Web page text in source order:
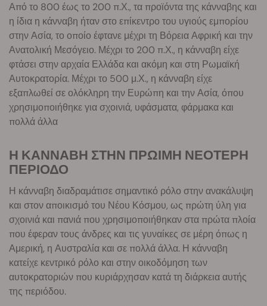
Από το 800 έως το 200 π.Χ., τα προϊόντα της κάνναβης και
η ίδια η κάνναβη ήταν στο επίκεντρο του υγιούς εμπορίου
στην Ασία, το οποίο έφτανε μέχρι τη Βόρεια Αφρική και την
Ανατολική Μεσόγειο. Μέχρι το 200 π.Χ., η κάνναβη είχε
φτάσει στην αρχαία Ελλάδα και ακόμη και στη Ρωμαϊκή
Αυτοκρατορία. Μέχρι το 500 μ.Χ., η κάνναβη είχε
εξαπλωθεί σε ολόκληρη την Ευρώπη και την Ασία, όπου
χρησιμοποιήθηκε για σχοινιά, υφάσματα, φάρμακα και
πολλά άλλα
Η ΚΑΝΝΑΒΗ ΣΤΗΝ ΠΡΩΙΜΗ ΝΕΟΤΕΡΗ
ΠΕΡΙΟΔΟ
Η κάνναβη διαδραμάτισε σημαντικό ρόλο στην ανακάλυψη
και στον αποικισμό του Νέου Κόσμου, ως πρώτη ύλη για
σχοινιά και πανιά που χρησιμοποιήθηκαν στα πρώτα πλοία
που έφεραν τους άνδρες και τις γυναίκες σε μέρη όπως η
Αμερική, η Αυστραλία και σε πολλά άλλα. Η κάνναβη
κατείχε κεντρικό ρόλο και στην οικοδόμηση των
αυτοκρατοριών που κυριάρχησαν κατά τη διάρκεια αυτής
της περιόδου.